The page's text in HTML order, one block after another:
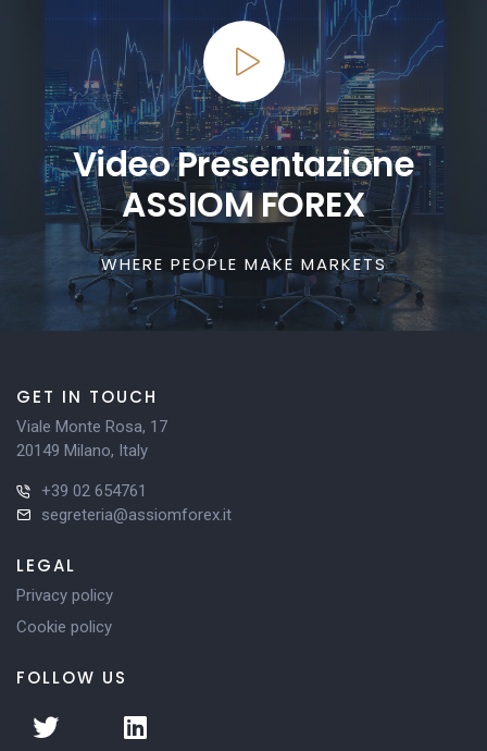
Video Presentazione
ASSIOM FOREX
WHERE PEOPLE MAKE MARKETS
GET IN TOUCH
Viale Monte Rosa, 17
20149 Milano, Italy
+39 02 654761
segreteria@assiomforex.it
LEGAL
Privacy policy
Cookie policy
FOLLOW US